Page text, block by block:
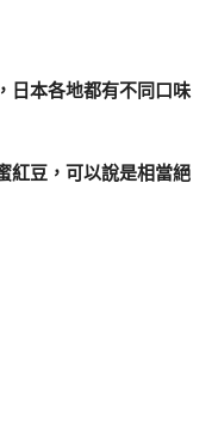
日本各地都有不同口味
紅豆，可以說是相當絕